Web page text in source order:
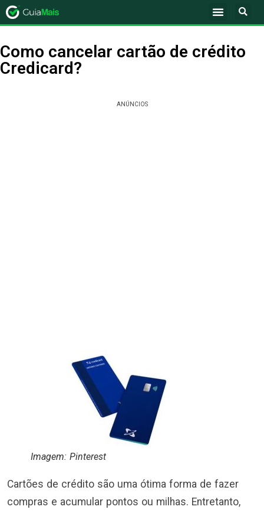
Como cancelar cartão de crédito
Credicard?
ANÚNCIOS
Imagem: Pinterest
Cartões de crédito são uma ótima forma de fazer
compras e acumular pontos ou milhas. Entretanto,